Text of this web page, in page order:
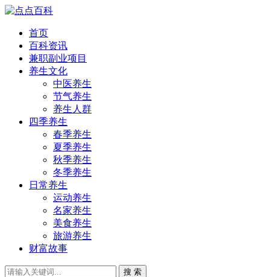
首页
百科资讯
兼职副业项目
养生文化
中医养生
节气养生
养生人群
四季养生
春季养生
夏季养生
秋季养生
冬季养生
日常养生
运动养生
名家养生
美食养生
旅游养生
财富故事
搜 索